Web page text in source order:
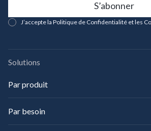
J’accepte la Politique de Confidentialité et les
Solutions
Par produit
Par besoin